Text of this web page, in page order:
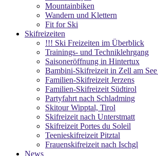
Mountainbiken
Wandern und Klettern
Fit for Ski
Skifreizeiten
!!! Ski Freizeiten im Überblick
Trainings- und Techniklehrgang
Saisoneröffnung in Hintertux
Bambini-Skifreizeit in Zell am
Familien-Skifreizeit Jerzens
Familien-Skifreizeit Südtirol
Partyfahrt nach Schladming
Skitour Wipptal, Tirol
Skifreizeit nach Unterstmatt
Skifreizeit Portes du Soleil
Teenieskifreizeit Pitztal
Frauenskifreizeit nach Ischgl
News